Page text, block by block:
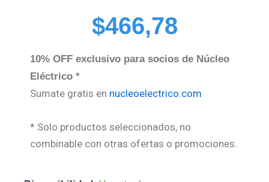
$466,78
10% OFF exclusivo para socios de Núcleo
Eléctrico *
Sumate gratis en nucleoelectrico.com
* Solo productos seleccionados, no
combinable con otras ofertas o promociones.